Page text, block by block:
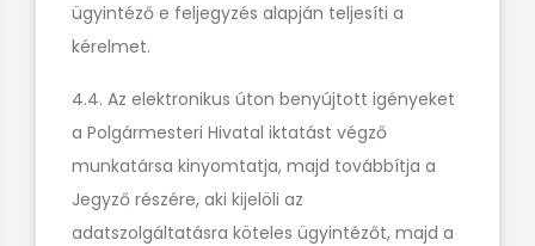
ügyintéző e feljegyzés alapján teljesíti a
kérelmet.
4.4. Az elektronikus úton benyújtott igényeket
a Polgármesteri Hivatal iktatást végző
munkatársa kinyomtatja, majd továbbítja a
Jegyző részére, aki kijelöli az
adatszolgáltatásra köteles ügyintézőt, majd a